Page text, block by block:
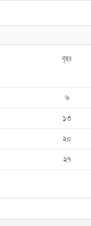
বৃহঃ
৬
১৩
২০
২৭